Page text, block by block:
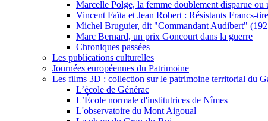
Marcelle Polge, la femme doublement disparue ou
Vincent Faïta et Jean Robert : Résistants Francs-
Michel Bruguier, dit "Commandant Audibert"
Marc Bernard, un prix Goncourt dans la guerre
Chroniques passées
Les publications culturelles
Journées européennes du Patrimoine
Les films 3D : collection sur le patrimoine territorial du
L’école de Générac
L’École normale d'institutrices de Nîmes
L'observatoire du Mont Aigoual